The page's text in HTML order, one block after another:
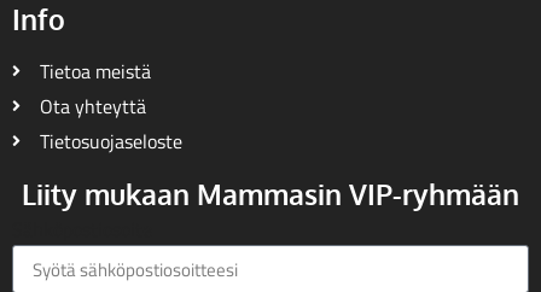
Info
Tietoa meistä
Ota yhteyttä
Tietosuojaseloste
Liity mukaan Mammasin VIP-ryhmään